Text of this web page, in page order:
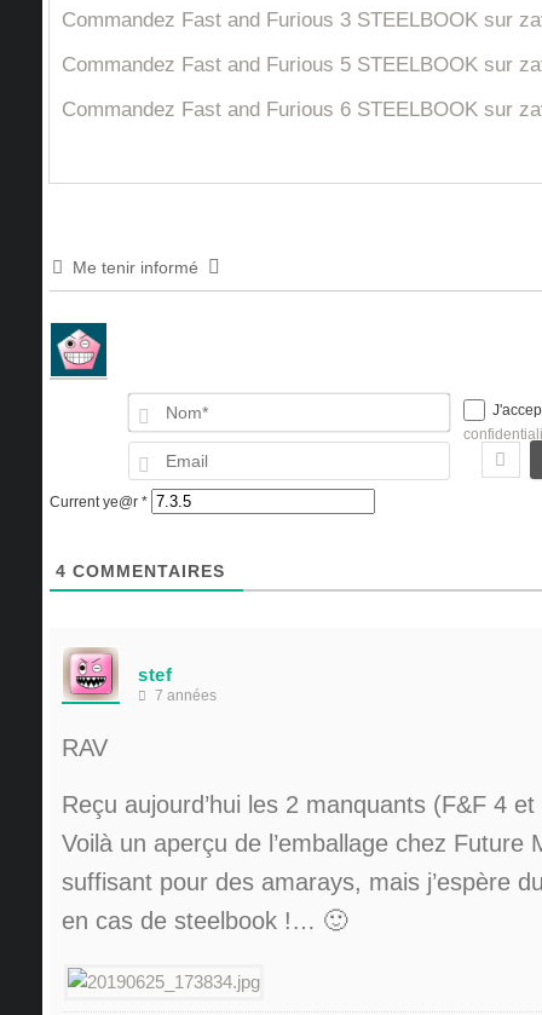
Commandez Fast and Furious 3 STEELBOOK sur
Commandez Fast and Furious 5 STEELBOOK sur
Commandez Fast and Furious 6 STEELBOOK sur
Me tenir informé
Nom*
Current ye@r *
4 COMMENTAIRES
stef
7 années
RAV
Reçu aujourd’hui les 2 manquants (F&F 4
Voilà un aperçu de l’emballage chez Future
suffisant pour des amarays, mais j’espère
en cas de steelbook !… 🙂